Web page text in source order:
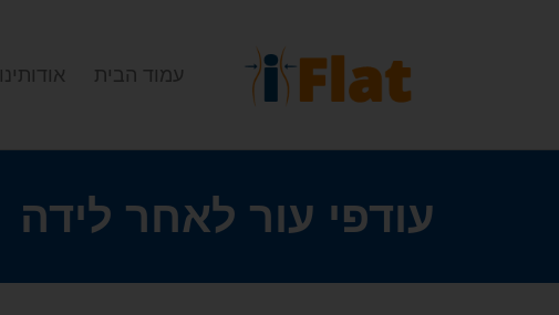
עמוד הבית אודותינו
עודפי עור לאחר לידה